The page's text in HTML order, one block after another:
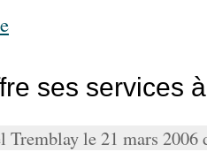
ses services
Tremblay le 21 mars 2006